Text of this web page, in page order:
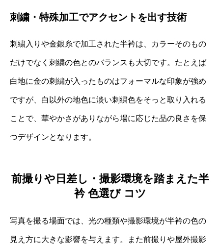
刺繍・特殊加工でアクセントを出す技術
刺繍入りや金銀糸で加工された半衿は、カラーそのもの
だけでなく刺繍の色とのバランスも大切です。たとえば
白地に金の刺繍が入ったものはフォーマルな印象が強め
ですが、白以外の地色に淡い刺繍色をそっと取り入れる
ことで、華やかさがありながら場に応じた品の良さを保
つデザインとなります。
前撮りや日差し・撮影環境を踏まえた半
衿 色選び コツ
写真を撮る場面では、光の種類や撮影環境が半衿の色の
見え方に大きな影響を与えます。また前撮りや屋外撮影